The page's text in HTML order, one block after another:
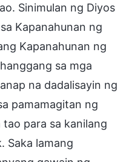
Sinimulan ng Diyos
Kapanahunan ng
Kapanahunan ng
sa mga
na dadalisayin ng
pamamagitan ng
para sa kanilang
Saka lamang